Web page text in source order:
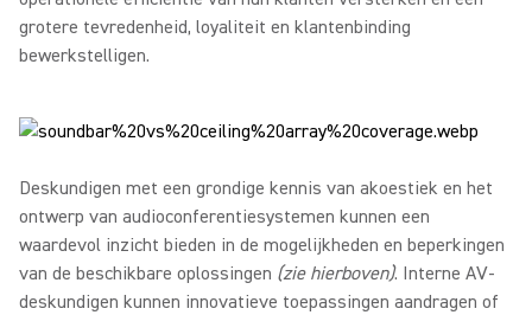
grotere tevredenheid, loyaliteit en klantenbinding
bewerkstelligen.
Deskundigen met een grondige kennis van akoestiek en het
ontwerp van audioconferentiesystemen kunnen een
waardevol inzicht bieden in de mogelijkheden en beperkingen
van de beschikbare oplossingen (zie hierboven). Interne AV-
deskundigen kunnen innovatieve toepassingen aandragen of